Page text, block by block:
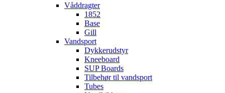
Våddragter
1852
Base
Gill
Vandsport
Dykkerudstyr
Kneeboard
SUP Boards
Tilbehør til vandsport
Tubes